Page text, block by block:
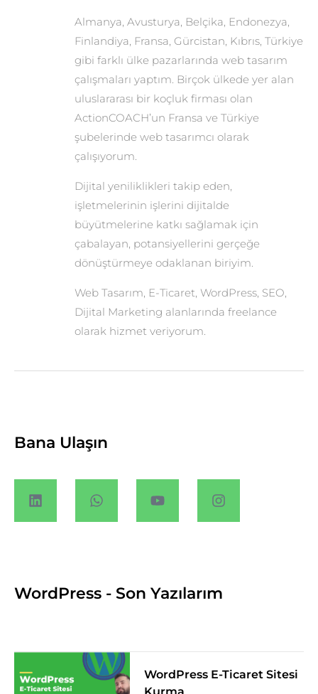
Almanya, Avusturya, Belçika, Endonezya,
Finlandiya, Fransa, Gürcistan, Kıbrıs, Türkiye
gibi farklı ülke pazarlarında web tasarım
çalışmaları yaptım. Birçok ülkede yer alan
uluslararası bir koçluk firması olan
ActionCOACH’un Fransa ve Türkiye
şubelerinde web tasarımcı olarak
çalışıyorum.
Dijital yeniliklikleri takip eden,
işletmelerinin işlerini dijitalde
büyütmelerine katkı sağlamak için
çabalayan, potansiyellerini gerçeğe
dönüştürmeye odaklanan biriyim.
Web Tasarım, E-Ticaret, WordPress, SEO,
Dijital Marketing alanlarında freelance
olarak hizmet veriyorum.
Bana Ulaşın
WordPress - Son Yazılarım
WordPress E-Ticaret Sitesi